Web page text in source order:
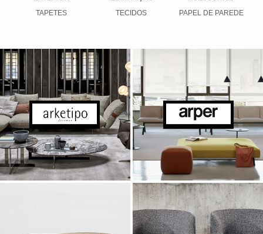
TAPETES
TECIDOS PAPEL DE PAREDE